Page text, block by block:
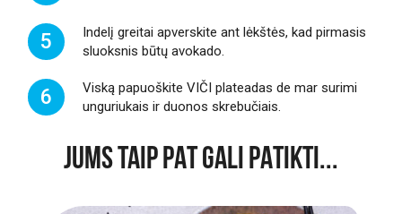
5
Indelį greitai apverskite ant lėkštės, kad pirmasis
sluoksnis būtų avokado.
6
Viską papuoškite VIČI plateadas de mar surimi
unguriukais ir duonos skrebučiais.
JUMS TAIP PAT GALI PATIKTI...